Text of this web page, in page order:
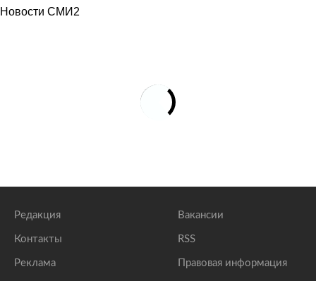
Новости СМИ2
Редакция
Контакты
Реклама
Вакансии
RSS
Правовая информация